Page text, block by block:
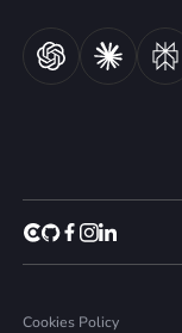
Cookies Policy